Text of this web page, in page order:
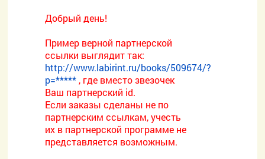
Добрый день!
Пример верной партнерской
ссылки выглядит так:
http://www.labirint.ru/books/509674/?
p=***** , где вместо звезочек
Ваш партнерский id.
Если заказы сделаны не по
партнерским ссылкам, учесть
их в партнерской программе не
представляется возможным.